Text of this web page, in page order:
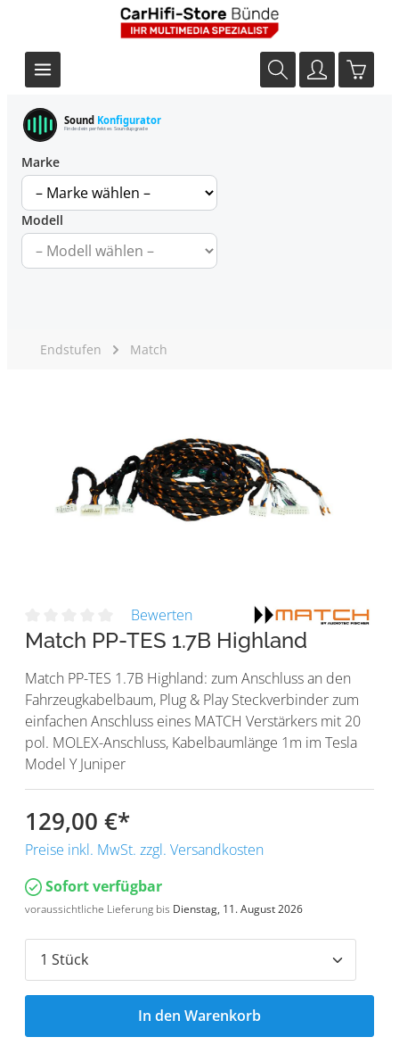
Sound Konfigurator
Finde dein perfektes Soundupgrade
Marke
Modell
Endstufen Match
Bewerten
Match PP-TES 1.7B Highland
Match PP-TES 1.7B Highland: zum Anschluss an den
Fahrzeugkabelbaum, Plug & Play Steckverbinder zum
einfachen Anschluss eines MATCH Verstärkers mit 20
pol. MOLEX-Anschluss, Kabelbaumlänge 1m im Tesla
Model Y Juniper
129,00 €*
Preise inkl. MwSt. zzgl. Versandkosten
Sofort verfügbar
voraussichtliche Lieferung bis Dienstag, 11. August 2026
In den Warenkorb